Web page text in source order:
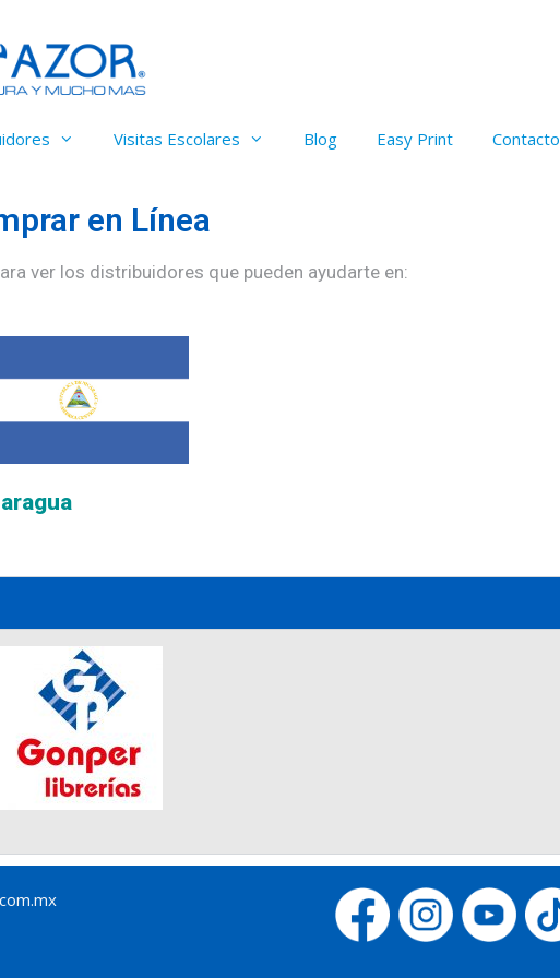
Visitas Escolares Blog Easy Print Contacto
en Línea
ver los distribuidores que pueden ayudarte en: